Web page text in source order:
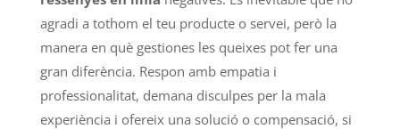
agradi a tothom el teu producte o servei, però la
manera en què gestiones les queixes pot fer una
gran diferència. Respon amb empatia i
professionalitat, demana disculpes per la mala
experiència i ofereix una solució o compensació, si